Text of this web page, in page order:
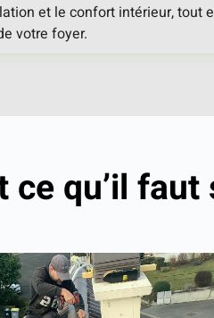
et le confort intérieur, tout
votre foyer.
ce qu’il